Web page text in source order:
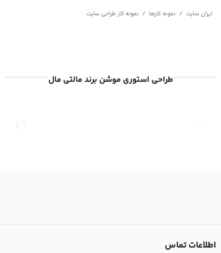
ایران سایت / نمونه کارها / نمونه کار طراحی سایت
طراحی استوری موشن برند مالتی مال
اطلاعات تماس